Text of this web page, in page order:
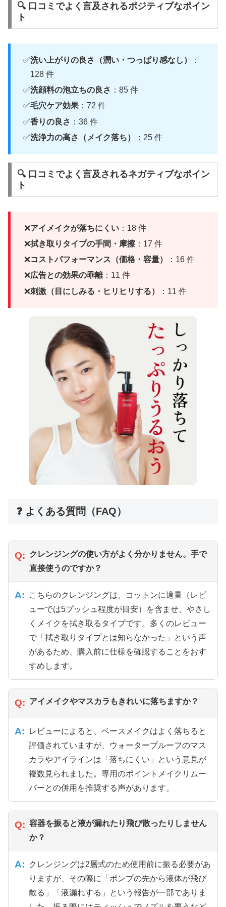
🔍 口コミでよく言及されるポジティブなポイン
ト
洗い上がりの良さ（潤い・つっぱり感なし）
：
128 件
洗顔料の泡立ちの良さ ：85 件
毛穴ケア効果 ：72 件
香りの良さ ：36 件
洗浄力の高さ（メイク落ち）
：25 件
🔍 口コミでよく言及されるネガティブなポイン
ト
アイメイクが落ちにくい ：18 件
拭き取りタイプの手間・摩擦 ：17 件
コストパフォーマンス（価格・容量）
：16 件
広告との効果の乖離：11 件
刺激（目にしみる・ヒリヒリする）
：11 件
❓ よくある質問（FAQ）
Q: クレンジングの使い方がよく分かりません。手で
直接使うのですか？
A:
こちらのクレンジングは、コットンに適量（レビ
ューでは5プッシュ程度が目安）を含ませ、やさし
くメイクを拭き取るタイプです。多くのレビュー
で「拭き取りタイプとは知らなかった」という声
があるため、購入前に仕様を確認することをおす
すめします。
Q: アイメイクやマスカラもきれいに落ちますか？
A:
レビューによると、ベースメイクはよく落ちると
評価されていますが、ウォータープルーフのマス
カラやアイラインは「落ちにくい」という意見が
複数見られました。専用のポイントメイクリムー
バーとの併用を推奨する声があります。
Q: 容器を振ると液が漏れたり飛び散ったりしません
か？
A:
クレンジングは2層式のため使用前に振る必要があ
りますが、その際に「ポンプの先から液体が飛び
散る」「液漏れする」という報告が一部でありま